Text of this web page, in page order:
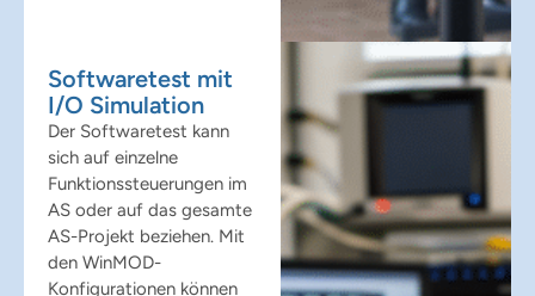
Softwaretest mit
I/O Simulation​
Der Softwaretest kann
sich auf einzelne
Funktionssteuerungen im
AS oder auf das gesamte
AS-Projekt beziehen. Mit
den WinMOD-
Konfigurationen können